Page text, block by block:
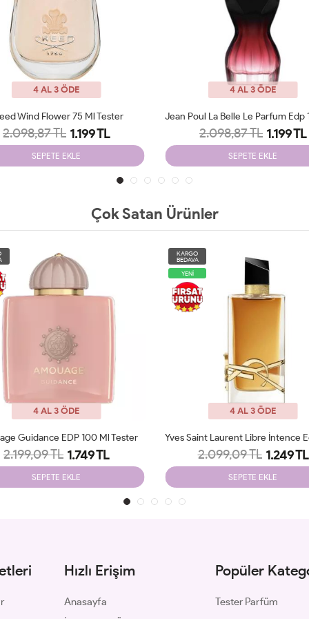
4 AL 3 ÖDE
Wind Flower 75 Ml Tester
2.098,87 TL 1.199 TL
SEPETE EKLE
4 AL 3 ÖDE
2.098,87 TL 1.199 TL
SEPETE EKLE
Çok Satan Ürünler
4 AL 3 ÖDE
Guidance EDP 100 Ml Tester
2.199,09 TL 1.749 TL
SEPETE EKLE
KARGO
BEDAVA
YENİ
4 AL 3 ÖDE
2.099,09 TL 1.249 TL
SEPETE EKLE
Hızlı Erişim
Anasayfa
Popüler
Tester Parfüm